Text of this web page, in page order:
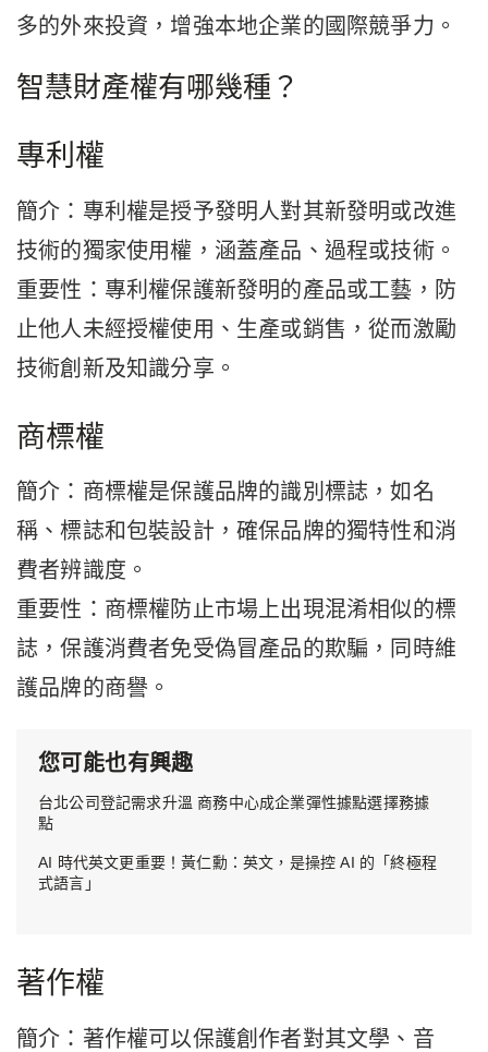
多的外來投資，增強本地企業的國際競爭力。
智慧財產權有哪幾種？
專利權
簡介：專利權是授予發明人對其新發明或改進
技術的獨家使用權，涵蓋產品、過程或技術。
重要性：專利權保護新發明的產品或工藝，防
止他人未經授權使用、生產或銷售，從而激勵
技術創新及知識分享。
商標權
簡介：商標權是保護品牌的識別標誌，如名
稱、標誌和包裝設計，確保品牌的獨特性和消
費者辨識度。
重要性：商標權防止市場上出現混淆相似的標
誌，保護消費者免受偽冒產品的欺騙，同時維
護品牌的商譽。
您可能也有興趣
台北公司登記需求升溫 商務中心成企業彈性據點選擇務據
點
AI 時代英文更重要！黃仁勳：英文，是操控 AI 的「終極程
式語言」
著作權
簡介：著作權可以保護創作者對其文學、音